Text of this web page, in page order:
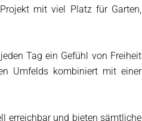
mit viel Platz für Garten,
Tag ein Gefühl von Freiheit
Umfelds kombiniert mit einer
erreichbar und bieten sämtliche